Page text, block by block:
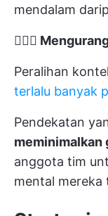
mendalam
🧘🏾‍♀️
Peralihan
terlalu banyak
Pendekatan
meminimalkan
anggota tim
mental mereka